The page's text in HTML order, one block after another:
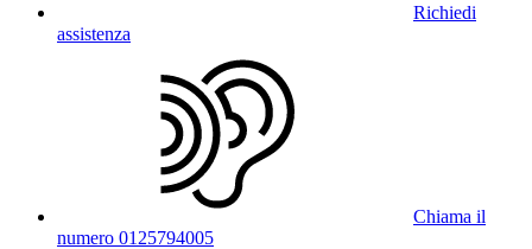
Richiedi
assistenza
Chiama il
numero 0125794005